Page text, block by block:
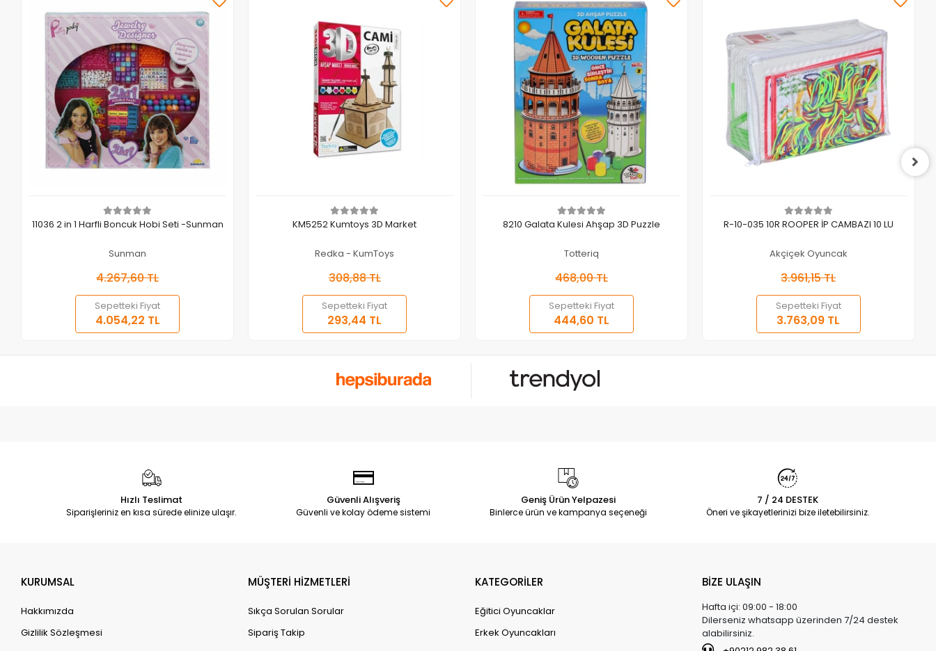
Sepete Ekle
11036 2 in 1 Harfli Boncuk Hobi Seti -Sunman
Sunman
4.267,60 TL
Sepetteki Fiyat
4.054,22 TL
Sepete Ekle
KM5252 Kumtoys 3D Market
Redka - KumToys
308,88 TL
Sepetteki Fiyat
293,44 TL
Sepete Ekle
8210 Galata Kulesi Ahşap 3D Puzzle
Totteriq
468,00 TL
Sepetteki Fiyat
444,60 TL
Sepete Ekle
R-10-035 10R ROOPER İP CAMBAZI 10 LU
Akçiçek Oyuncak
3.961,15 TL
Sepetteki Fiyat
3.763,09 TL
Hızlı Teslimat
Siparişleriniz en kısa sürede elinize ulaşır.
Güvenli Alışveriş
Güvenli ve kolay ödeme sistemi
Geniş Ürün Yelpazesi
Binlerce ürün ve kampanya seçeneği
7 / 24 DESTEK
Öneri ve şikayetlerinizi bize iletebilirsiniz.
KURUMSAL
Hakkımızda
Gizlilik Sözleşmesi
MÜŞTERİ HİZMETLERİ
Sıkça Sorulan Sorular
Sipariş Takip
KATEGORİLER
Eğitici Oyuncaklar
Erkek Oyuncakları
BİZE ULAŞIN
Hafta içi: 09:00 - 18:00
Dilerseniz whatsapp üzerinden 7/24 destek
alabilirsiniz.